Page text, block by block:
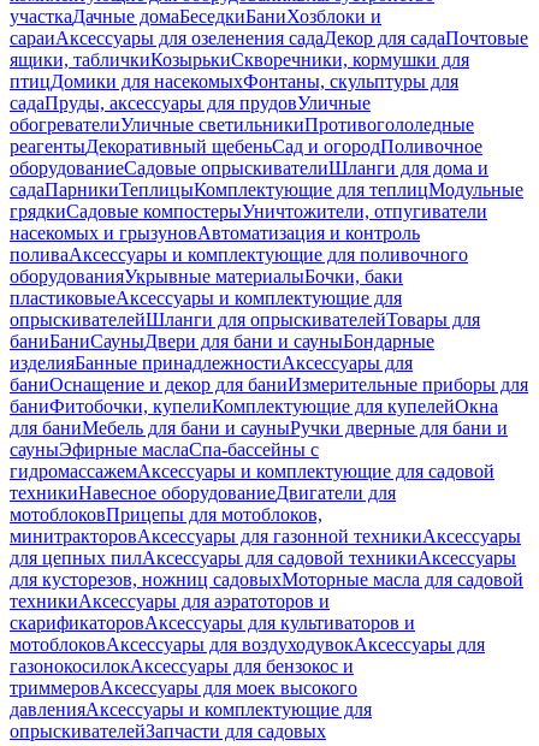
участкаДачные домаБеседкиБаниХозблоки и
сараиАксессуары для озеленения садаДекор для садаПочтовые
ящики, табличкиКозырькиСкворечники, кормушки для
птицДомики для насекомыхФонтаны, скульптуры для
садаПруды, аксессуары для прудовУличные
обогревателиУличные светильникиПротивогололедные
реагентыДекоративный щебеньСад и огородПоливочное
оборудованиеСадовые опрыскивателиШланги для дома и
садаПарникиТеплицыКомплектующие для теплицМодульные
грядкиСадовые компостерыУничтожители, отпугиватели
насекомых и грызуновАвтоматизация и контроль
поливаАксессуары и комплектующие для поливочного
оборудованияУкрывные материалыБочки, баки
пластиковыеАксессуары и комплектующие для
опрыскивателейШланги для опрыскивателейТовары для
баниБаниСауныДвери для бани и сауныБондарные
изделияБанные принадлежностиАксессуары для
баниОснащение и декор для баниИзмерительные приборы для
баниФитобочки, купелиКомплектующие для купелейОкна
для баниМебель для бани и сауныРучки дверные для бани и
сауныЭфирные маслаСпа-бассейны с
гидромассажемАксессуары и комплектующие для садовой
техникиНавесное оборудованиеДвигатели для
мотоблоковПрицепы для мотоблоков,
минитракторовАксессуары для газонной техникиАксессуары
для цепных пилАксессуары для садовой техникиАксессуары
для кусторезов, ножниц садовыхМоторные масла для садовой
техникиАксессуары для аэратоторов и
скарификаторовАксессуары для культиваторов и
мотоблоковАксессуары для воздуходувокАксессуары для
газонокосилокАксессуары для бензокос и
триммеровАксессуары для моек высокого
давленияАксессуары и комплектующие для
опрыскивателейЗапчасти для садовых